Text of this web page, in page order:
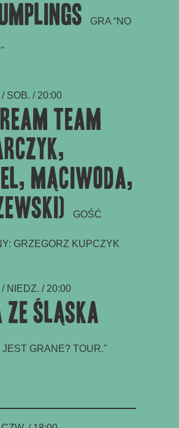
GRA “NO
SOB. / 20:00
Team
Mąciwoda,
GOŚĆ
GRZEGORZ KUPCZYK
NIEDZ. / 20:00
Ze Śląska
JEST GRANE? TOUR."